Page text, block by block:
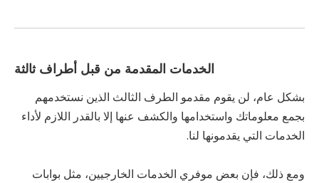
الخدمات المقدمة من قبل أطراف ثالثة
بشكل عام، لن يقوم مقدمو الطرف الثالث الذين نستخدمهم
بجمع معلوماتك واستخدامها والكشف عنها إلا بالقدر اللازم لأداء
الخدمات التي يقدمونها لنا.
ومع ذلك، فإن بعض موفري الخدمات الخارجيين، مثل بوابات